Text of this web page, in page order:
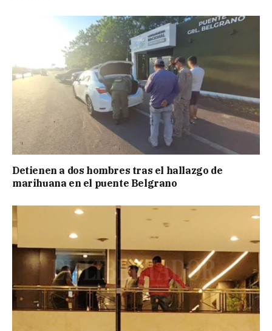
Detienen a dos hombres tras el hallazgo de
marihuana en el puente Belgrano